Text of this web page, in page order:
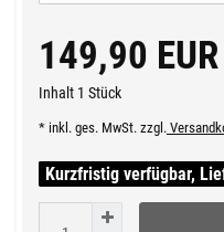
149,90 EUR
Inhalt 1 Stück
* inkl. ges. MwSt. zzgl.
Kurzfristig verfügbar,